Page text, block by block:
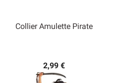
Collier Amulette Pirate
2,99 €